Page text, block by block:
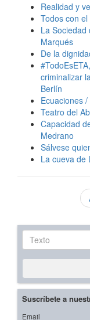
Realidad y
Todos con
La Sociedad
Marqués
De la
criminalizar
Berlín
Ecuaciones
Teatro del
Capacidad
Medrano
Sálvese
La cueva de
Texto
Suscríbete a
Email